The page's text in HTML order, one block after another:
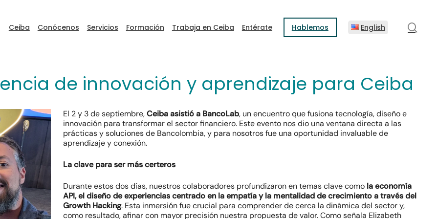
Ceiba Conócenos Servicios Formación Trabaja en Ceiba Entérate
ceibaDEVFEST
Hablemos English
de innovación y aprendizaje para Ceiba
El 2 y 3 de septiembre,Ceiba asistió a BancoLab, un encuentro que fusiona tecnología, diseño e
innovación para transformar el sector financiero. Este evento nos dio una ventana directa a las
prácticas y soluciones de Bancolombia, y para nosotros fue una oportunidad invaluable de
aprendizaje y conexión.
La clave para ser más certeros
Durante estos dos días, nuestros colaboradores profundizaron en temas clave como la economía
API, el diseño de experiencias centrado en la empatía y la mentalidad de crecimiento a través del
Growth Hacking. Esta inmersión fue crucial para comprender de cerca la dinámica del sector y,
como resultado, afinar con mayor precisión nuestra propuesta de valor. Como señala Elizabeth